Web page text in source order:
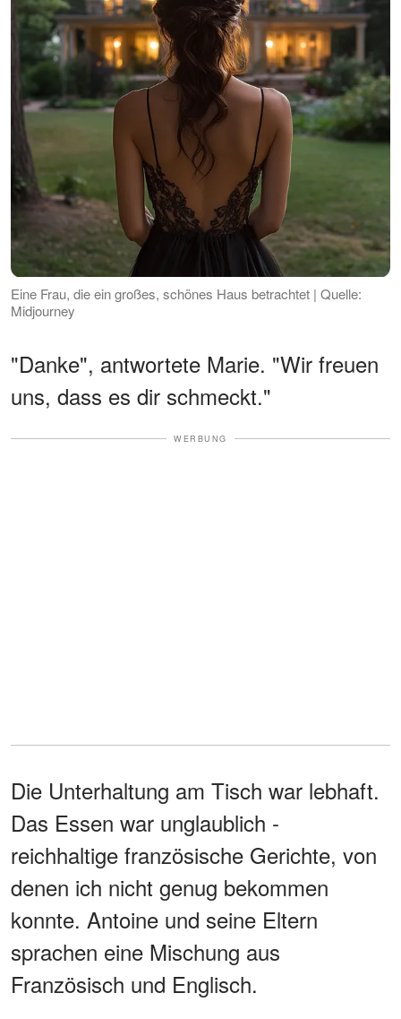
Eine Frau, die ein großes, schönes Haus betrachtet | Quelle:
Midjourney
"Danke", antwortete Marie. "Wir freuen
uns, dass es dir schmeckt."
WERBUNG
Die Unterhaltung am Tisch war lebhaft.
Das Essen war unglaublich -
reichhaltige französische Gerichte, von
denen ich nicht genug bekommen
konnte. Antoine und seine Eltern
sprachen eine Mischung aus
Französisch und Englisch.